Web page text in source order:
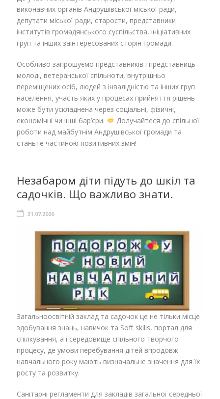
виконавчих органів Андрушівської міської ради,
депутати міської ради, старости, представники
інститутів громадянського суспільства, ініціативних
груп та інших заінтересованих сторін громади.
Особливо запрошуємо представників і представниць
молоді, ветеранської спільноти, внутрішньо
переміщених осіб, людей з інвалідністю та інших груп
населення, участь яких у процесах прийняття рішень
може бути ускладнена через соціальні, фізичні,
економічні чи інші бар’єри.
Долучайтеся до спільної
роботи над майбутнім Андрушівської громади та
станьте частиною позитивних змін!
Незабаром діти підуть до шкіл та
садочків. Що важливо знати.
31.07.2026
Загальноосвітній заклад та садочок це не тільки місце
здобування знань, навичок та Soft skills, портал для
спілкування, а і середовище спільного творчого
процесу, де умови перебування дітей впродовж
навчального року мають визначальне значення для їх
росту та розвитку.
Санітарні регламенти для закладів загальної середньої